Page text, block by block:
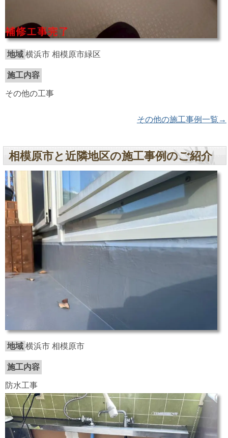
地域 横浜市 相模原市緑区
施工内容
その他の工事
その他の施工事例一覧→
相模原市と近隣地区の施工事例のご紹介
地域 横浜市 相模原市
施工内容
防水工事